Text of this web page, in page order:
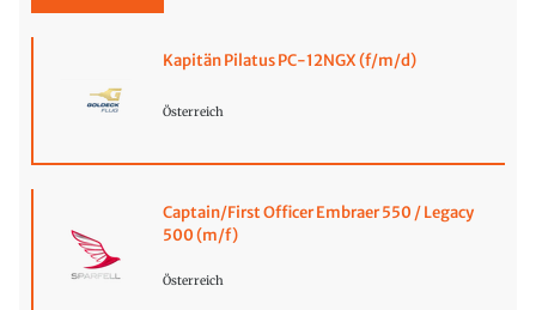
Kapitän Pilatus PC-12NGX (f/m/d)
Österreich
Captain/First Officer Embraer 550 / Legacy
500 (m/f)
Österreich